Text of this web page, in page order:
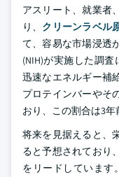
アスリート、就業者
り、 クリーンラベル
て、容易な市場浸透
(NIH)が実施した調
迅速なエネルギー補
プロテインバーやそ
おり、この割合は3年
将来を見据えると、
ると予想されており
をリードしています